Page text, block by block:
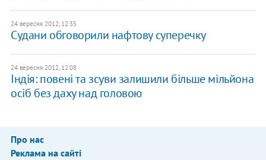
24 вересня 2012, 12:35
Судани обговорили нафтову суперечку
24 вересня 2012, 12:08
Індія: повені та зсуви залишили більше мільйона
осіб без даху над головою
Про нас
Реклама на сайті